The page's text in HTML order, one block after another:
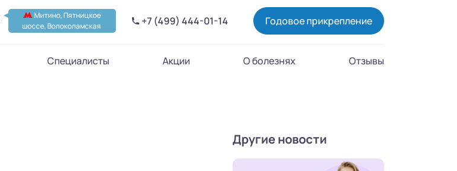
Митино, Пятницкое
шоссе, Волоколамская
+7 (499) 444-01-14 Годовое прикрепление
Специалисты Акции О болезнях Отзывы
Другие новости